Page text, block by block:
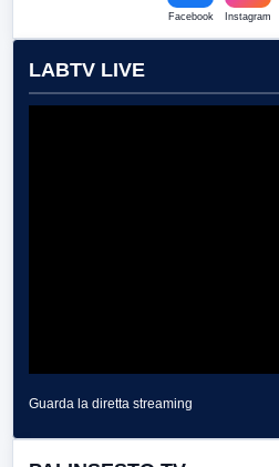
Facebook Instagram
LABTV LIVE
Guarda la diretta streaming